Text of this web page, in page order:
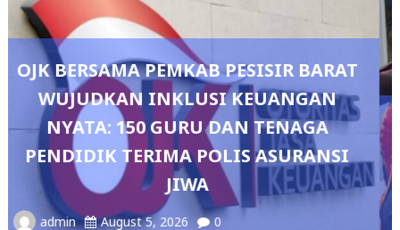
Pedang Pora Sambut Kombes
Sianipar, Babak Baru Kepemimpinan
Polresta Bandar Lampung
admin August 4, 2026